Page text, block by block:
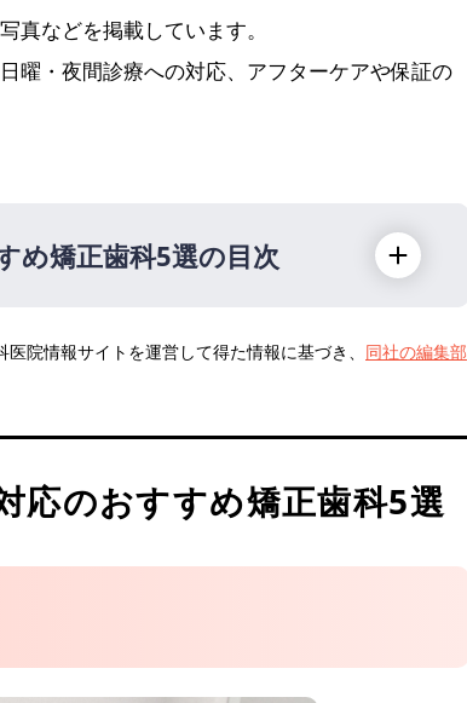
真などを掲載しています。
曜・夜間診療への対応、アフターケアや保証の
め矯正歯科5選の目次
院情報サイトを運営して得た情報に基づき、 同社の編集部
応のおすすめ矯正歯科5選